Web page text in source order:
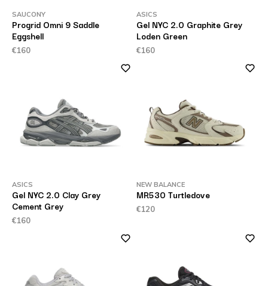
SAUCONY
Progrid Omni 9 Saddle
Eggshell
€160
ASICS
Gel NYC 2.0 Graphite Grey
Loden Green
€160
ASICS
Gel NYC 2.0 Clay Grey
Cement Grey
€160
NEW BALANCE
MR530 Turtledove
€120